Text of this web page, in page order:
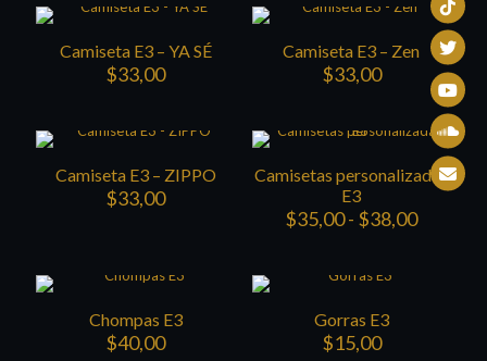
Camiseta E3 – YA SÉ
$33,00
Camiseta E3 – Zen
$33,00
Camiseta E3 – ZIPPO
$33,00
Camisetas personalizadas
E3
$35,00- $38,00Rango
Chompas E3
$40,00
Gorras E3
$15,00